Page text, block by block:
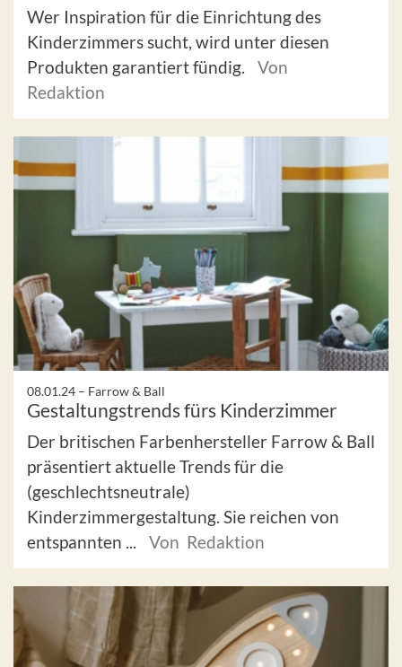
Wer Inspiration für die Einrichtung des
Kinderzimmers sucht, wird unter diesen
Produkten garantiert fündig.
Von
Redaktion
08.01.24 – Farrow & Ball
Gestaltungstrends fürs Kinderzimmer
Der britischen Farbenhersteller Farrow & Ball
präsentiert aktuelle Trends für die
(geschlechtsneutrale)
Kinderzimmergestaltung. Sie reichen von
entspannten ...
Von Redaktion